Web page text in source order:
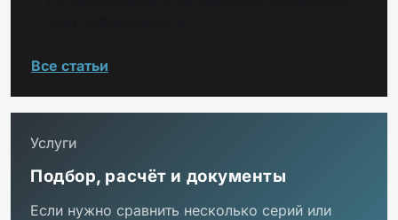
Все статьи
Услуги
Подбор, расчёт и документы
Если нужно сравнить несколько серий или